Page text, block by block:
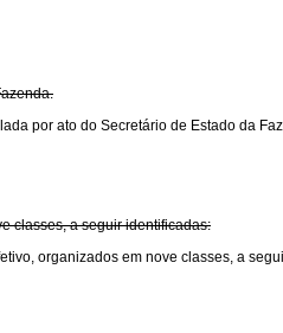
por ato do Secretário de Estado da
classes, a seguir identificadas:
organizados em nove classes, a